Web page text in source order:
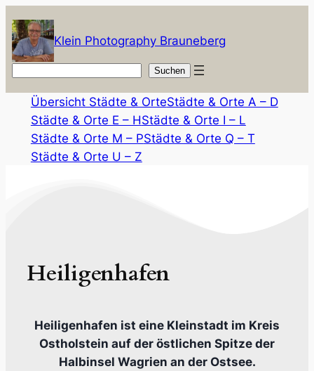
Inhalt
springen
Klein Photography Brauneberg
Suchen
Übersicht Städte & OrteStädte & Orte A – D
Städte & Orte E – HStädte & Orte I – L
Städte & Orte M – PStädte & Orte Q – T
Städte & Orte U – Z
Heiligenhafen
Heiligenhafen ist eine Kleinstadt im Kreis
Ostholstein auf der östlichen Spitze der
Halbinsel Wagrien an der Ostsee.